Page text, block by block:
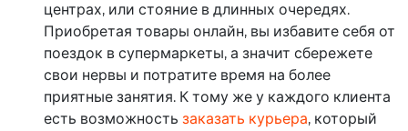
центрах, или стояние в длинных очередях.
Приобретая товары онлайн, вы избавите себя от
поездок в супермаркеты, а значит сбережете
свои нервы и потратите время на более
приятные занятия. К тому же у каждого клиента
есть возможность заказать курьера, который